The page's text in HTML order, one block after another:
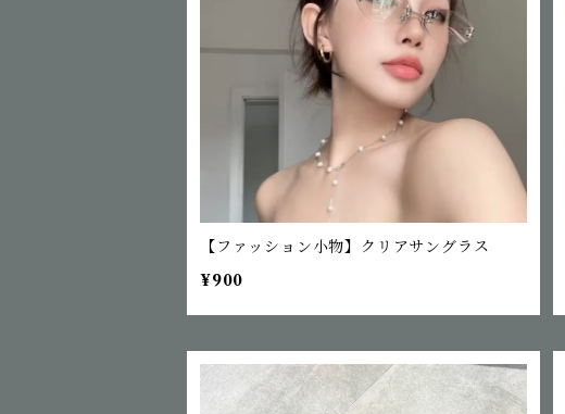
【ファッション小物】クリアサングラス
¥900